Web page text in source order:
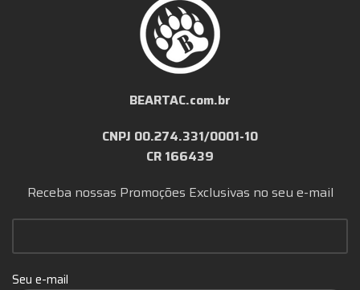
BEARTAC.com.br
CNPJ 00.274.331/0001-10
CR 166439
Receba nossas Promoções Exclusivas no seu e-mail
Seu e-mail